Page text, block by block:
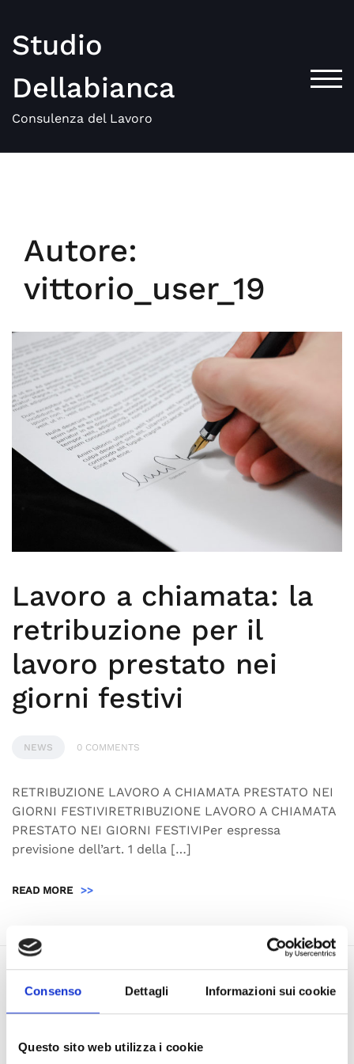
Consenso Dettagli Informazioni sui cookie
Questo sito web utilizza i cookie
content
Studio
Dellabianca
Consulenza del Lavoro
Autore:
vittorio_user_19
Lavoro a chiamata: la
retribuzione per il
lavoro prestato nei
giorni festivi
NEWS 0 COMMENTS
RETRIBUZIONE LAVORO A CHIAMATA PRESTATO NEI
GIORNI FESTIVIRETRIBUZIONE LAVORO A CHIAMATA
PRESTATO NEI GIORNI FESTIVIPer espressa
previsione dell’art. 1 della […]
READ MORE >>